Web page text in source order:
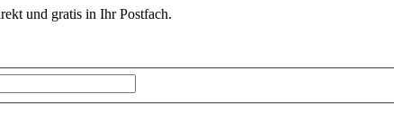
und gratis in Ihr Postfach.